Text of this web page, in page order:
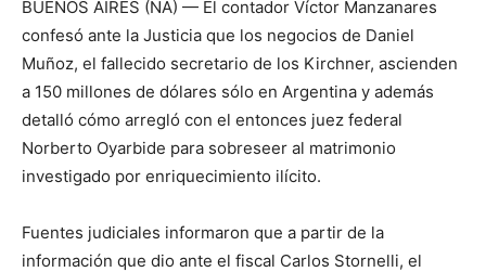
BUENOS AIRES (NA) — El contador Víctor Manzanares
confesó ante la Justicia que los negocios de Daniel
Muñoz, el fallecido secretario de los Kirchner, ascienden
a 150 millones de dólares sólo en Argentina y además
detalló cómo arregló con el entonces juez federal
Norberto Oyarbide para sobreseer al matrimonio
investigado por enriquecimiento ilícito.
Fuentes judiciales informaron que a partir de la
información que dio ante el fiscal Carlos Stornelli, el